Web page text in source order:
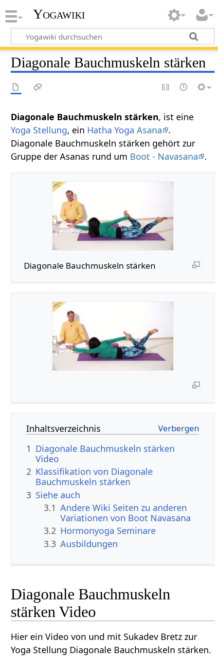
Yogawiki
Diagonale Bauchmuskeln stärken
Diagonale Bauchmuskeln stärken, ist eine
Yoga Stellung, ein Hatha Yoga Asana
.
Diagonale Bauchmuskeln stärken gehört zur
Gruppe der Asanas rund um Boot - Navasana .
Diagonale Bauchmuskeln stärken
Inhaltsverzeichnis
1 Diagonale Bauchmuskeln stärken
Video
2 Klassifikation von Diagonale
Bauchmuskeln stärken
3 Siehe auch
3.1 Andere Wiki Seiten zu anderen
Variationen von Boot Navasana
3.2 Hormonyoga Seminare
3.3 Ausbildungen
Diagonale Bauchmuskeln
stärken Video
Hier ein Video von und mit Sukadev Bretz zur
Yoga Stellung Diagonale Bauchmuskeln stärken.